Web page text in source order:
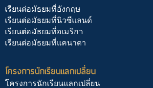
เรียนต่อมัธยมที่อังกฤษ
เรียนต่อมัธยมที่นิวซีแลนด์
เรียนต่อมัธยมที่อเมริกา
เรียนต่อมัธยมที่แคนาดา
โครงการนักเรียนแลกเปลี่ยน
โครงการนักเรียนแลกเปลี่ยน